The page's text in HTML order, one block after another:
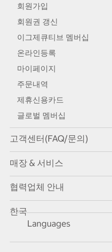
회원가입
회원권 갱신
이그제큐티브 멤버십
온라인등록
마이페이지
주문내역
제휴신용카드
글로벌 멤버십
고객센터(FAQ/문의)
매장 & 서비스
협력업체 안내
한국
Languages